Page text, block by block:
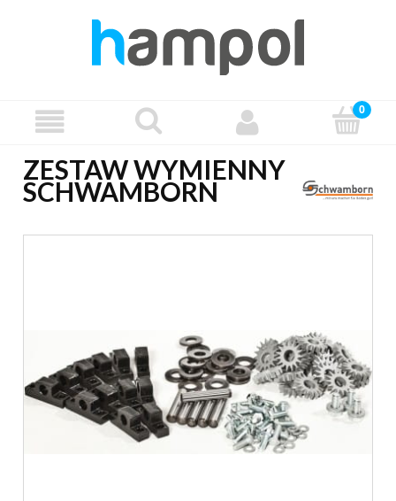
ZESTAW WYMIENNY
SCHWAMBORN